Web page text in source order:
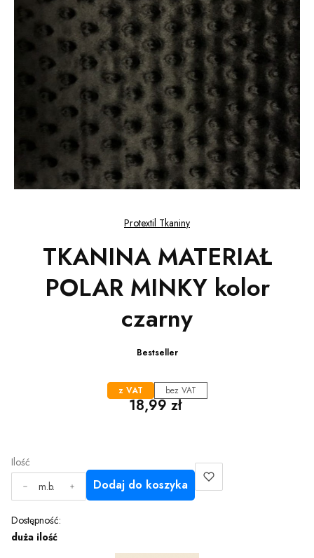
Protextil Tkaniny
TKANINA MATERIAŁ
POLAR MINKY kolor
czarny
Bestseller
z VAT bez VAT
Cena
18,99 zł
Ilość
m.b.
Dodaj do koszyka
Dostępność:
duża ilość